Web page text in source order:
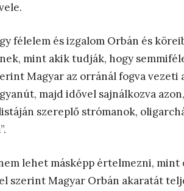
félelem és izgalom Orbán és
mint akik tudják, hogy
Magyar az orránál fogva vezeti
majd idővel sajnálkozva
szereplő strómanok,
lehet másképp értelmezni, mint
szerint Magyar Orbán akaratát